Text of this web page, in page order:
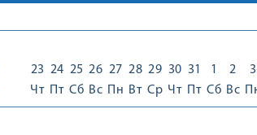
23
Чт
24
Пт
25
Сб
26
Вс
27
Пн
28
Вт
29
Ср
30
Чт
31
Пт
1
Сб
2
Вс
3